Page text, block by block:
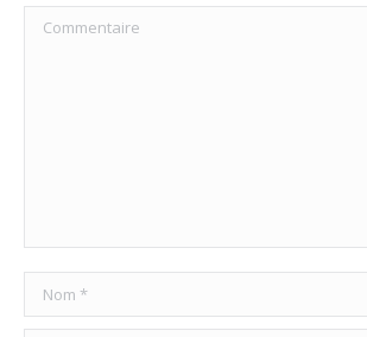
Commentaire
Nom *